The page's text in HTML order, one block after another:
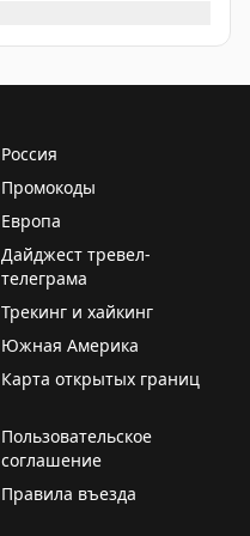
Россия
Промокоды
Европа
Дайджест тревел-
телеграма
Трекинг и хайкинг
Южная Америка
Карта открытых границ
Пользовательское
соглашение
Правила въезда